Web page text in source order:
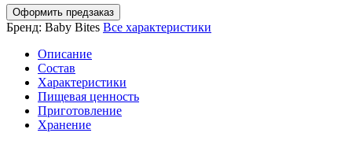
Оформить предзаказ
Бренд: Baby Bites Все характеристики
Описание
Состав
Характеристики
Пищевая ценность
Приготовление
Хранение